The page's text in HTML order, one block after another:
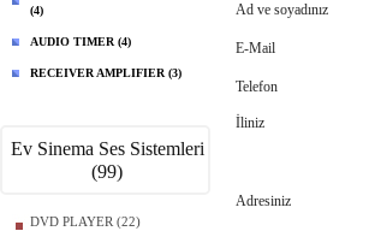
(4)
AUDIO TIMER (4)
RECEIVER AMPLIFIER (3)
Ev Sinema Ses Sistemleri
(99)
DVD PLAYER (22)
Ad ve soyadınız
E-Mail
Telefon
İliniz
Adresiniz